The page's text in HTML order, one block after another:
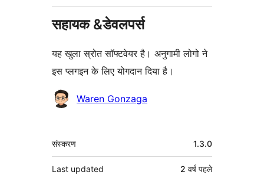
सहायक &डेवलपर्स
यह खुला स्रोत सॉफ्टवेयर है। अनुगामी लोगो ने
इस प्लगइन के लिए योगदान दिया है।
योगदानकर्ताWaren Gonzaga
मेटा
संस्करण 1.3.0
Last updated 2 वर्ष पहले